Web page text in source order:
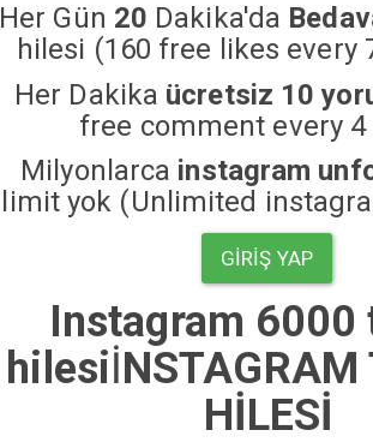
Her Gün 20 Dakika'da
hilesi (160 free likes every
Her Dakika ücretsiz 10
free comment every
Milyonlarca instagram
limit yok (Unlimited
GIRIŞ YAP
Instagram 6000
hilesiİNSTAGRAM
HİLESİ